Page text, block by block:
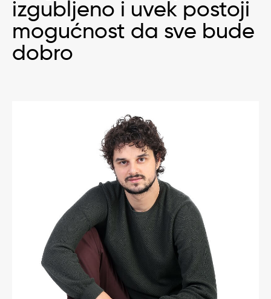
izgubljeno i uvek postoji
mogućnost da sve bude
dobro